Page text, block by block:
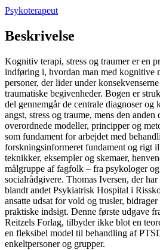
Psykoterapeut
Beskrivelse
Kognitiv terapi, stress og traumer er en
indføring i, hvordan man med kognitive
personer, der lider under
traumatiske begivenheder. Bogen er
del gennemgår de centrale diagnoser og
angst, stress og traume, mens den anden
overordnede modeller, principper og
som fundament for arbejdet med
forskningsinformeret fundament og rigt
teknikker, eksempler og skemaer,
målgruppe af fagfolk – fra psykologer
socialrådgivere. Thomas Iversen, der
blandt andet Psykiatrisk Hospital i
ansatte udsat for vold og trusler,
praktiske indsigt. Denne første udgave
Reitzels Forlag, tilbyder ikke blot en
en fleksibel model til behandling af
enkeltpersoner og grupper.